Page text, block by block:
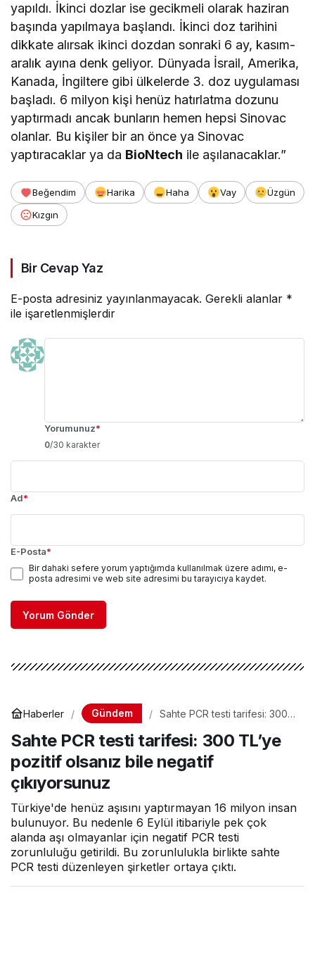
yapıldı. İkinci dozlar ise gecikmeli olarak haziran
başında yapılmaya başlandı. İkinci doz tarihini
dikkate alırsak ikinci dozdan sonraki 6 ay, kasım-
aralık ayına denk geliyor. Dünyada İsrail, Amerika,
Kanada, İngiltere gibi ülkelerde 3. doz uygulaması
başladı. 6 milyon kişi henüz hatırlatma dozunu
yaptırmadı ancak bunların hemen hepsi Sinovac
olanlar. Bu kişiler bir an önce ya Sinovac
yaptıracaklar ya da BioNtech ile aşılanacaklar.”
Beğendim Harika Haha Vay
Üzgün
Kızgın
Bir Cevap Yaz
E-posta adresiniz yayınlanmayacak. Gerekli alanlar *
ile işaretlenmişlerdir
Yorumunuz*
0/30 karakter
Ad*
E-Posta*
Bir dahaki sefere yorum yaptığımda kullanılmak üzere adımı, e-
posta adresimi ve web site adresimi bu tarayıcıya kaydet.
Yorum Gönder
Haberler Gündem
Sahte PCR testi tarifesi: 300
negatif çıkıyorsunuz
Sahte PCR testi tarifesi: 300 TL’ye
pozitif olsanız bile negatif
çıkıyorsunuz
Türkiye'de henüz aşısını yaptırmayan 16 milyon insan
bulunuyor. Bu nedenle 6 Eylül itibariyle pek çok
alanda aşı olmayanlar için negatif PCR testi
zorunluluğu getirildi. Bu zorunlulukla birlikte sahte
PCR testi düzenleyen şirketler ortaya çıktı.